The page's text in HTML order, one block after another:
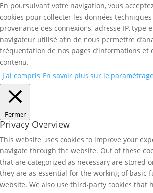
En poursuivant votre navigation, vous
cookies pour collecter les données
provenance des connexions, adresse IP, type
navigateur utilisé afin de nous permettre
fréquentation de nos pages d’informations et
contenu.
J'ai compris En savoir plus sur le
Fermer
Privacy Overview
This website uses cookies to improve your
navigate through the website. Out of these
that are categorized as necessary are stored
they are as essential for the working of basic
website. We also use third-party cookies that